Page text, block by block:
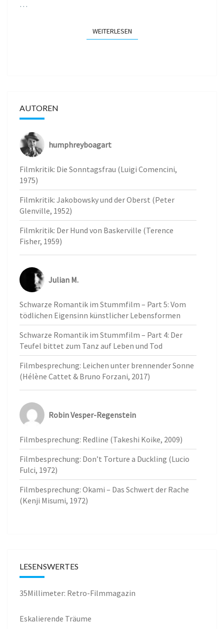
…
WEITERLESENWEITERLESEN
AUTOREN
humphreyboagart
Filmkritik: Die Sonntagsfrau (Luigi Comencini,
1975)
Filmkritik: Jakobowsky und der Oberst (Peter
Glenville, 1952)
Filmkritik: Der Hund von Baskerville (Terence
Fisher, 1959)
Julian M.
Schwarze Romantik im Stummfilm – Part 5: Vom
tödlichen Eigensinn künstlicher Lebensformen
Schwarze Romantik im Stummfilm – Part 4: Der
Teufel bittet zum Tanz auf Leben und Tod
Filmbesprechung: Leichen unter brennender Sonne
(Hélène Cattet & Bruno Forzani, 2017)
Robin Vesper-Regenstein
Filmbesprechung: Redline (Takeshi Koike, 2009)
Filmbesprechung: Don’t Torture a Duckling (Lucio
Fulci, 1972)
Filmbesprechung: Okami – Das Schwert der Rache
(Kenji Misumi, 1972)
LESENSWERTES
35Millimeter: Retro-Filmmagazin
Eskalierende Träume